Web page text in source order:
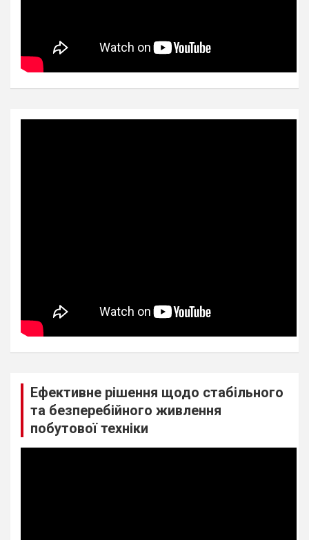
Ефективне рішення щодо стабільного
та безперебійного живлення
побутової техніки